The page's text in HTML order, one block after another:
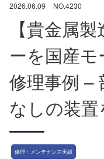
2026.06.09 NO.4230
【貴金属
ーを国産
修理事例 –
なしの装置
修理・メンテナンス実績